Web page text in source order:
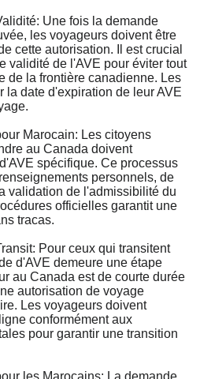
Une fois la demande
les voyageurs doivent être
cette autorisation. Il est crucial
validité de l'AVE pour éviter tout
de la frontière canadienne. Les
la date d'expiration de leur AVE
Marocain: Les citoyens
au Canada doivent
spécifique. Ce processus
personnels, de
validation de l'admissibilité du
officielles garantit une
tracas.
Pour ceux qui transitent
d'AVE demeure une étape
au Canada est de courte durée
autorisation de voyage
Les voyageurs doivent
conformément aux
pour garantir une transition
les Marocains: La demande